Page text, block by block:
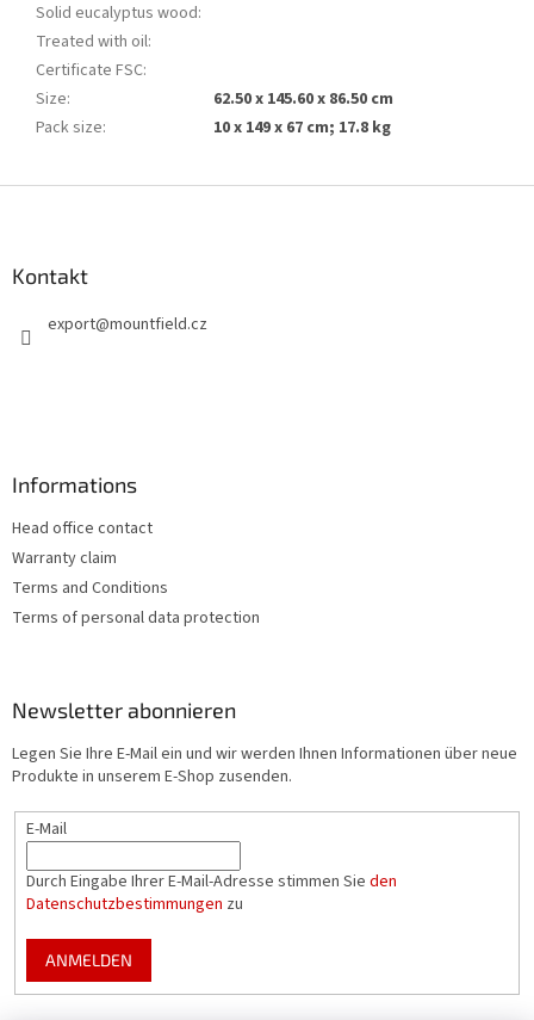
Solid eucalyptus wood:
Treated with oil:
Certificate FSC:
Size:
62.50 x 145.60 x 86.50 cm
Pack size: 10 x 149 x 67 cm; 17.8 kg
Kontakt
export@mountfield.cz
Informations
Head office contact
Warranty claim
Terms and Conditions
Terms of personal data protection
Newsletter abonnieren
Legen Sie Ihre E-Mail ein und wir werden Ihnen Informationen über neue
Produkte in unserem E-Shop zusenden.
E-Mail
Durch Eingabe Ihrer E-Mail-Adresse stimmen Sie den
Datenschutzbestimmungen zu
ANMELDEN